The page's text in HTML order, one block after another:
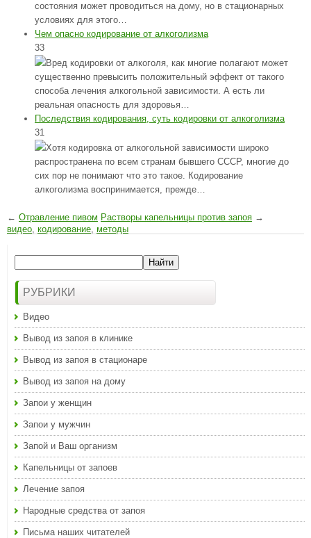
состояния может проводиться на дому, но в стационарных
условиях для этого…
Чем опасно кодирование от алкоголизма
33
Вред кодировки от алкоголя, как многие полагают может
существенно превысить положительный эффект от такого
способа лечения алкогольной зависимости. А есть ли
реальная опасность для здоровья…
Последствия кодирования, суть кодировки от алкоголизма
31
Хотя кодировка от алкогольной зависимости широко
распространена по всем странам бывшего СССР, многие до
сих пор не понимают что это такое. Кодирование
алкоголизма воспринимается, прежде…
← Отравление пивом Растворы капельницы против запоя →
видео, кодирование, методы
РУБРИКИ
Видео
Вывод из запоя в клинике
Вывод из запоя в стационаре
Вывод из запоя на дому
Запои у женщин
Запои у мужчин
Запой и Ваш организм
Капельницы от запоев
Лечение запоя
Народные средства от запоя
Письма наших читателей